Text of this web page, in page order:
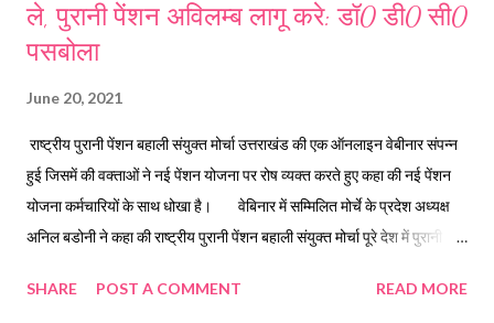
ले, पुरानी पेंशन अविलम्ब लागू करे: डॉ0 डी0 सी0
पसबोला
June 20, 2021
राष्ट्रीय पुरानी पेंशन बहाली संयुक्त मोर्चा उत्तराखंड की एक ऑनलाइन वेबीनार संपन्न
हुई जिसमें की वक्ताओं ने नई पेंशन योजना पर रोष व्यक्त करते हुए कहा की नई पेंशन
योजना कर्मचारियों के साथ धोखा है। वेबिनार में सम्मिलित मोर्चे के प्रदेश अध्यक्ष
अनिल बडोनी ने कहा की राष्ट्रीय पुरानी पेंशन बहाली संयुक्त मोर्चा पूरे देश में पुरानी
पुरानी पेंशन बहाली की आवाज को पुरजोर तरीके से उठा रहा है उन्होंने कहा 30 से 35
SHARE POST A COMMENT READ MORE